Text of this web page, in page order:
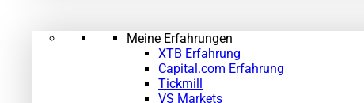
Meine Erfahrungen
XTB Erfahrung
Capital.com Erfahrung
Tickmill
VS Markets